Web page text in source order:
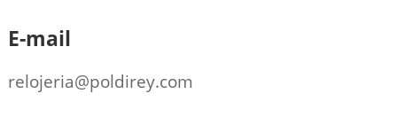
E-mail
relojeria@poldirey.com